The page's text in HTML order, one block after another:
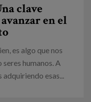
clave
en el
es algo que nos
humanos. A
esas...